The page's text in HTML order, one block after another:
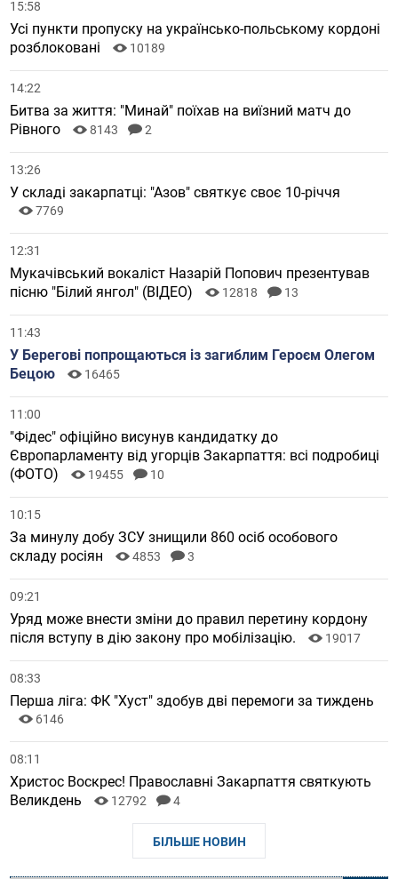
15:58
Усі пункти пропуску на українсько-польському кордоні
розблоковані
10189
14:22
Битва за життя: "Минай" поїхав на виїзний матч до
Рівного
8143 2
13:26
У складі закарпатці: "Азов" святкує своє 10-річчя
7769
12:31
Мукачівський вокаліст Назарій Попович презентував
пісню "Білий янгол" (ВІДЕО)
12818 13
11:43
У Берегові попрощаються із загиблим Героєм Олегом
Бецою
16465
11:00
"Фідес" офіційно висунув кандидатку до
Європарламенту від угорців Закарпаття: всі подробиці
(ФОТО)
19455 10
10:15
За минулу добу ЗСУ знищили 860 осіб особового
складу росіян
4853 3
09:21
Уряд може внести зміни до правил перетину кордону
після вступу в дію закону про мобілізацію.
19017
08:33
Перша ліга: ФК "Хуст" здобув дві перемоги за тиждень
6146
08:11
Христос Воскрес! Православні Закарпаття святкують
Великдень
12792 4
БІЛЬШЕ НОВИН